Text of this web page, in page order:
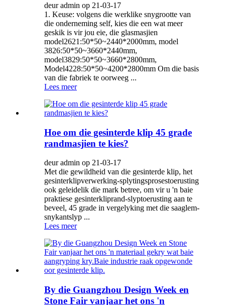
deur admin op 21-03-17
1. Keuse: volgens die werklike snygrootte van
die onderneming self, kies die een wat meer
geskik is vir jou eie, die glasmasjien
model2621:50*50~2440*2000mm, model
3826:50*50~3660*2440mm,
model3829:50*50~3660*2800mm,
Model4228:50*50~4200*2800mm Om die basis
van die fabriek te oorweeg ...
Lees meer
Hoe om die gesinterde klip 45 grade
randmasjien te kies?
deur admin op 21-03-17
Met die gewildheid van die gesinterde klip, het
gesinterklipverwerking-splytingsprosestoerusting
ook geleidelik die mark betree, om vir u 'n baie
praktiese gesinterkliprand-slyptoerusting aan te
beveel, 45 grade in vergelyking met die saaglem-
snykantslyp ...
Lees meer
By die Guangzhou Design Week en
Stone Fair vanjaar het ons 'n